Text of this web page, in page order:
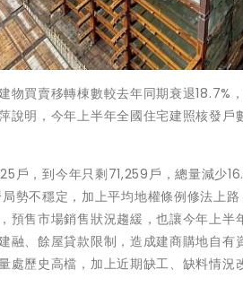
買賣移轉棟數較去年同期衰退18.7%
明，今年上半年全國住宅建照核發戶
戶，到今年只剩71,259戶，總量減少
不穩定，加上平均地權條例修法上路
售市場銷售狀況趨緩，也讓今年上半
、餘屋貸款限制，造成建商購地自有
歷史高檔，加上近期缺工、缺料情況